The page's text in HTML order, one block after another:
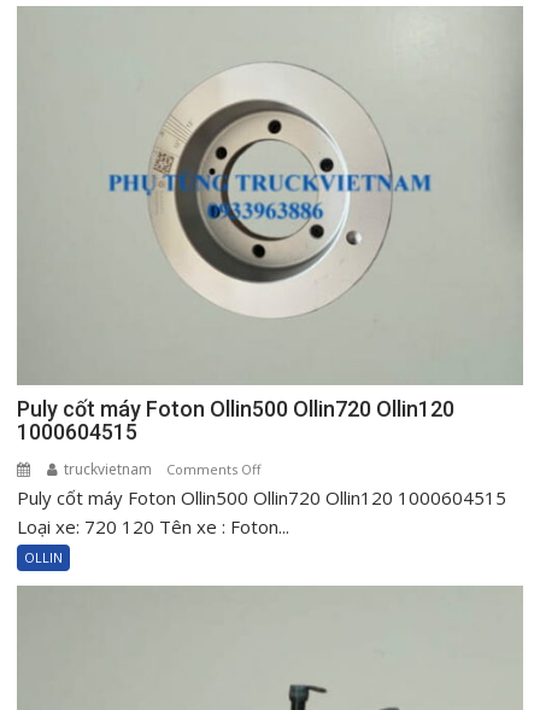
Ollin
500
720
New
Ollin120
Puly cốt máy Foton Ollin500 Ollin720 Ollin120
1000604515
truckvietnam Comments Offon
Puly
cốt
Puly cốt máy Foton Ollin500 Ollin720 Ollin120 1000604515
Loại xe: 720 120 Tên xe : Foton...
OLLIN